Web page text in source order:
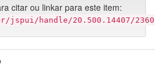
citar ou linkar para este item:
handle/20.500.14407/